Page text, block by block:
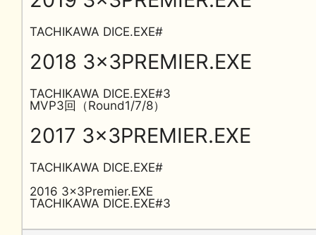
TACHIKAWA DICE.EXE#
2018 3x3PREMIER.EXE
TACHIKAWA DICE.EXE#3
MVP3回（Round1/7/8）
2017 3x3PREMIER.EXE
TACHIKAWA DICE.EXE#
2016 3x3Premier.EXE
TACHIKAWA DICE.EXE#3